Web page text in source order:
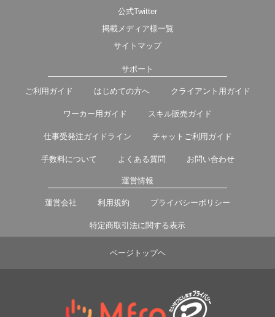
公式Twitter
掲載メディア様一覧
サイトマップ
サポート
ご利用ガイド はじめての方へ クライアント用ガイド
ワーカー用ガイド スキル販売ガイド
仕事受発注ガイドライン チャットご利用ガイド
手数料について よくある質問 お問い合わせ
運営情報
運営会社 利用規約 プライバシーポリシー
特定商取引法に関する表示
ページトップヘ